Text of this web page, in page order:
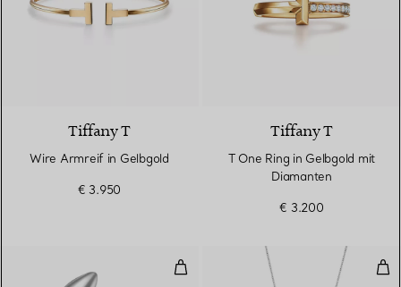
Tiffany T
Wire Armreif in Gelbgold
€ 3.950
Tiffany T
T One Ring in Gelbgold mit
Diamanten
€ 3.200
High Tide Ohrringe